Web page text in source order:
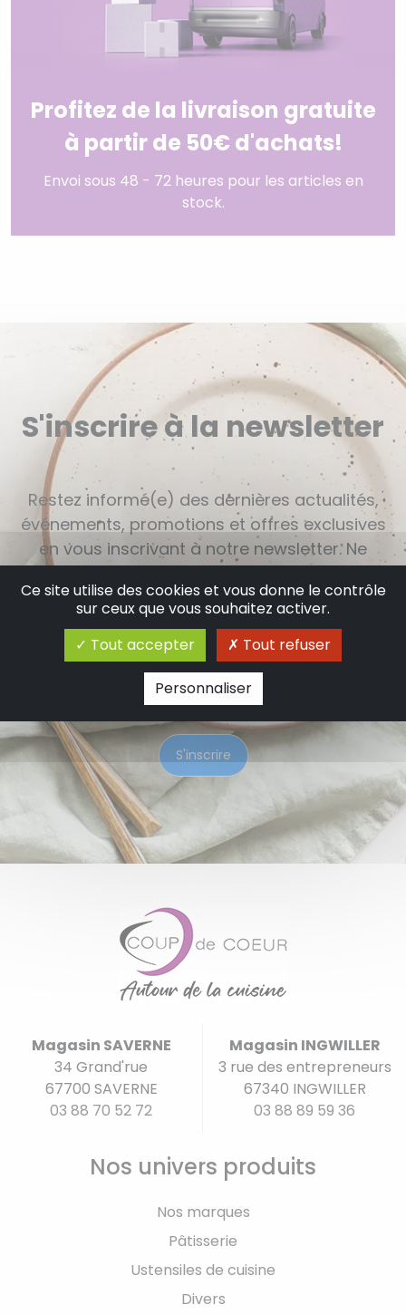
Profitez de la livraison gratuite
à partir de 50€ d'achats!
Envoi sous 48 - 72 heures pour les articles en
stock.
S'inscrire à la newsletter
Restez informé(e) des dernières actualités,
événements, promotions et offres exclusives
en vous inscrivant à notre newsletter. Ne
d'informations exclusives en vous abonnant
dès maintenant.
Magasin SAVERNE
34 Grand'rue
67700 SAVERNE
03 88 70 52 72
Magasin INGWILLER
3 rue des entrepreneurs
67340 INGWILLER
03 88 89 59 36
Nos univers produits
Nos marques
Pâtisserie
Ustensiles de cuisine
Divers
Ce site utilise des cookies et vous donne le contrôle
sur ceux que vous souhaitez activer.
Tout accepter
Tout refuser
Personnaliser